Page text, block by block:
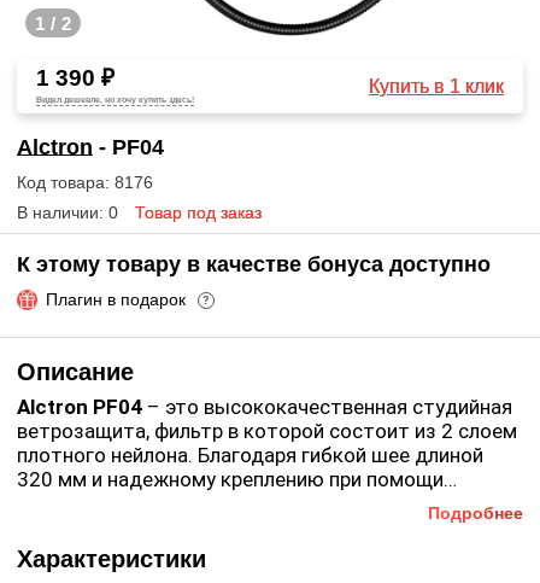
1 / 2
1 390 ₽
Видел дешевле, но хочу купить здесь!
Купить в 1 клик
Alctron - PF04
Код товара: 8176
В наличии: 0
Товар под заказ
К этому товару в качестве бонуса доступно
Плагин в подарок ?
Описание
Alctron PF04 – это высококачественная студийная
ветрозащита, фильтр в которой состоит из 2 слоем
плотного нейлона. Благодаря гибкой шее длиной
320 мм и надежному креплению при помощи
струбцины ветрозащита легко устанавливается на
загрязнения, взрывных звуков и влаги.
Студийная ветрозащита с двойным нейлоновым
Подробнее
Характеристики